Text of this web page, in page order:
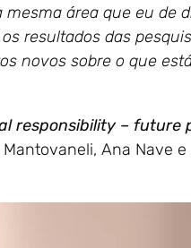
mesma área que eu de
resultados das
novos sobre o que
responsibility – future
Ana Nave